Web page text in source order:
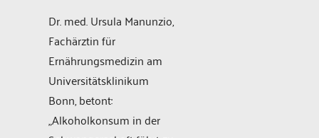
Dr. med. Ursula Manunzio,
Fachärztin für
Ernährungsmedizin am
Universitätsklinikum
Bonn, betont:
„Alkoholkonsum in der